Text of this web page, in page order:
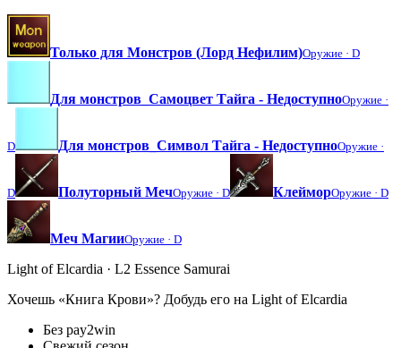
Только для Монстров (Лорд Нефилим)Оружие · D
Для монстров_Самоцвет Тайга - НедоступноОружие ·
D Для монстров_Символ Тайга - НедоступноОружие ·
D Полуторный МечОружие · D КлейморОружие · D
Меч МагииОружие · D
Light of Elcardia · L2 Essence Samurai
Хочешь «Книга Крови»? Добудь его на Light of Elcardia
Без pay2win